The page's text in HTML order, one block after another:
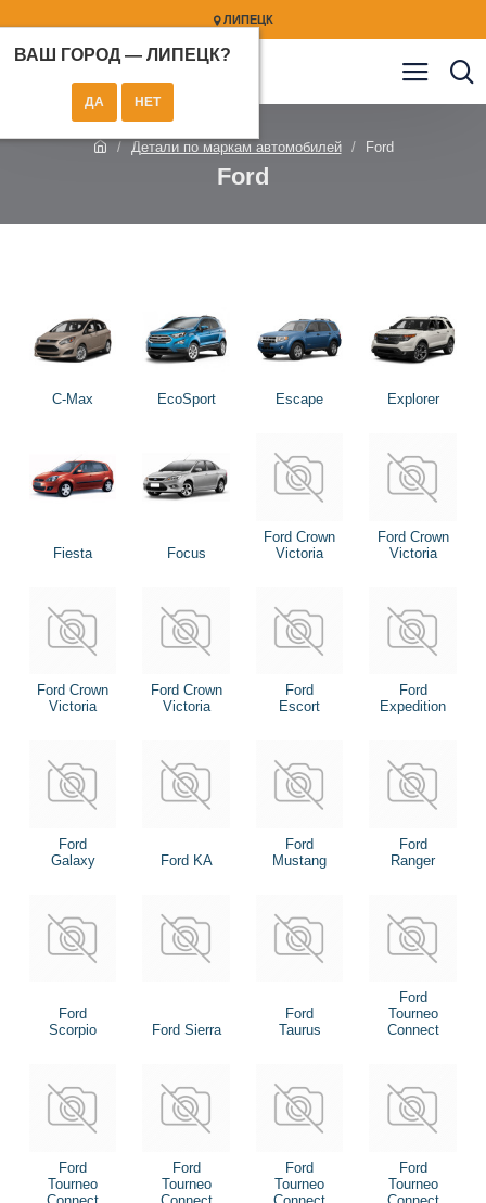
ЛИПЕЦК
ВАШ ГОРОД — ЛИПЕЦК?
Детали по маркам автомобилей Ford
Ford
C-Max EcoSport Escape Explorer
Fiesta Focus
Ford Crown
Victoria
Ford Crown
Victoria
Ford Crown
Victoria
Ford Crown
Victoria
Ford
Escort
Ford
Expedition
Ford
Galaxy
Ford KA
Ford
Mustang
Ford
Ranger
Ford
Scorpio
Ford Sierra
Ford
Taurus
Ford
Tourneo
Connect
Ford
Tourneo
Ford
Tourneo
Ford
Tourneo
Ford
Tourneo